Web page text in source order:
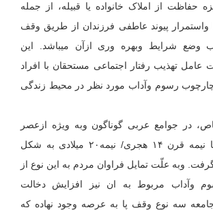
حفاظت از املاک خانواده یا قبیله، از جمله
واستمرار پیوند عاطفی فرزندان از طریق وقف
وضع شرایط وبهره وری ازآن میباشد. این
تهذیب رفتار اجتماعی مستحقان با افراد
چارچوب رسوم وآداب مورد نظر در محیط زندگی
در جوامع عربی گوناگون وبه ویژه ازعصر
مالکیت وعثمانی تا نیمه قرن ۱۴ هجری/ نیمه۲۰ میلادی به شکل
وبه علّت تمایل فراوان مردم به این نوع از
وآداب مربوط به ان نیز افزایش دخالت
سه نوع وقف پا به عرصه وجود نهاده که